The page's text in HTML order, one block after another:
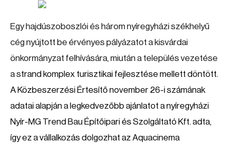
Egy hajdúszoboszlói és három nyíregyházi székhelyű
cég nyújtott be érvényes pályázatot a kisvárdai
önkormányzat felhívására, miután a település vezetése
a strand komplex turisztikai fejlesztése mellett döntött.
A Közbeszerzési Értesítő november 26-i számának
adatai alapján a legkedvezőbb ajánlatot a nyíregyházi
Nyír-MG Trend Bau Építőipari és Szolgáltató Kft. adta,
így ez a vállalkozás dolgozhat az Aquacinema